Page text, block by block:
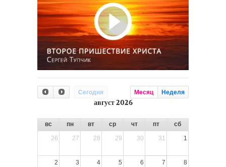
Сегодня Месяц Неделя
август 2026
вс пн вт ср чт пт
сб
26
27 28 29 30 31 1
2 3 4 5 6 7 8